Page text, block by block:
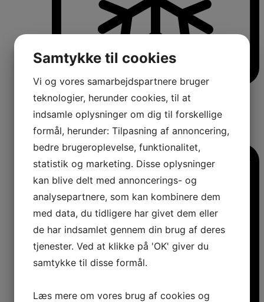
Køle-/fryseskabe
Fritstående køle-/fryseskabe
Integrerbare køle-/fryseskabe
Køleskabe med fryseboks
Amerikanerkøleskabe
Samtykke til cookies
Vi og vores samarbejdspartnere bruger
teknologier, herunder cookies, til at
indsamle oplysninger om dig til forskellige
formål, herunder: Tilpasning af annoncering,
bedre brugeroplevelse, funktionalitet,
statistik og marketing. Disse oplysninger
kan blive delt med annoncerings- og
analysepartnere, som kan kombinere dem
med data, du tidligere har givet dem eller
de har indsamlet gennem din brug af deres
tjenester. Ved at klikke på 'OK' giver du
samtykke til disse formål.
Læs mere om vores brug af cookies og